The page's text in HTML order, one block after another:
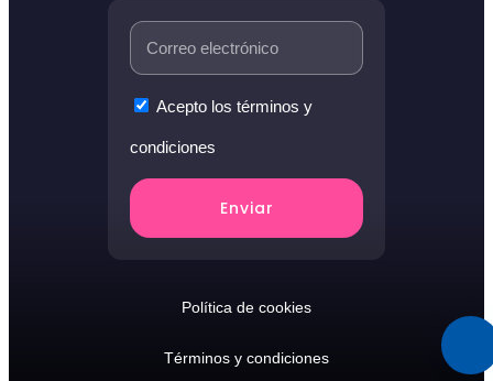
Acepto los términos y
condiciones
Enviar
Política de cookies
Términos y condiciones